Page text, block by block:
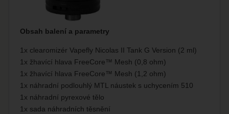
Obsah balení a parametry
1x clearomizér Vapefly Nicolas II Tank G Version (2 ml)
1x žhavící hlava FreeCore™ Mesh (0,8 ohm)
1x žhavící hlava FreeCore™ Mesh (1,2 ohm)
1x náhradní podlouhlý MTL náustek s uchycením 510
1x náhradní pyrexové tělo
1x sada náhradních těsnění